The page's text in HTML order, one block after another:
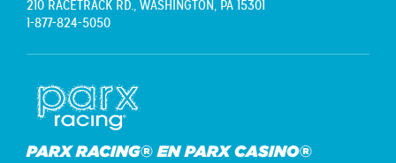
210 RACETRACK RD., WASHINGTON, PA 15301
1-877-824-5050
PARX RACING® EN PARX CASINO®